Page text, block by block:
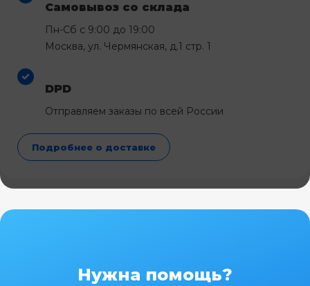
Самовывоз со склада
Пн-Сб с 9:00 до 19:00
Москва, ул. Чермянская, д.1 стр. 1
DPD
Отправляем заказы по всей России
Подробнее о доставке
Нужна помощь?